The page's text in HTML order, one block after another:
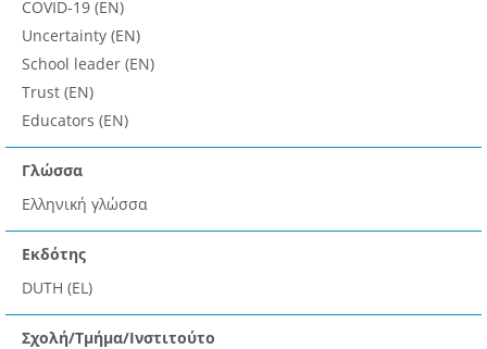
COVID-19 (EN)
Uncertainty (EN)
School leader (EN)
Trust (EN)
Educators (EN)
Γλώσσα
Ελληνική γλώσσα
Εκδότης
DUTH (EL)
Σχολή/Τμήμα/Ινστιτούτο